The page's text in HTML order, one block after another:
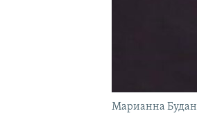
Марианна